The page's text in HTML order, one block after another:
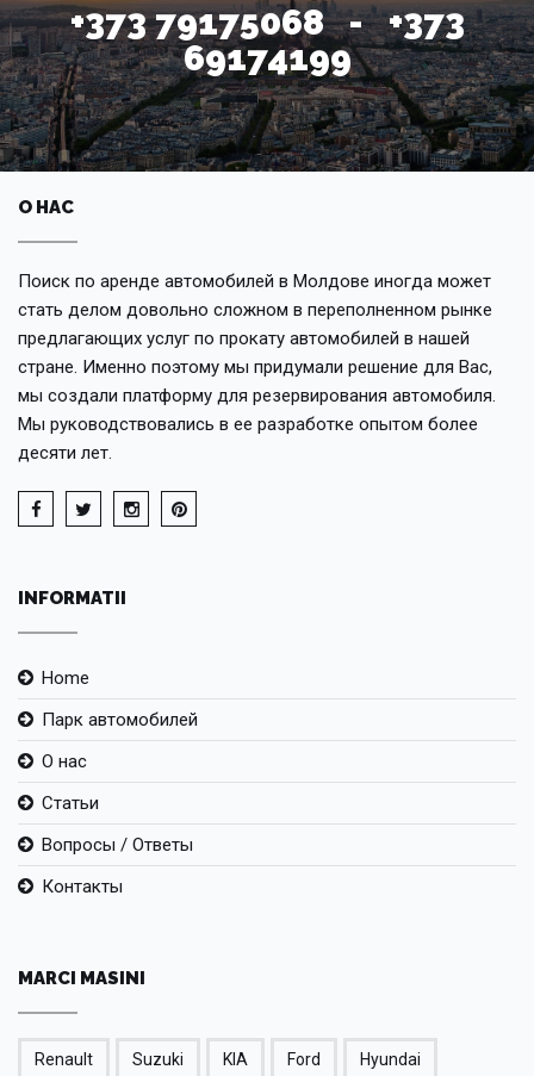
+373 79175068 - +373
69174199
О НАС
Поиск по аренде автомобилей в Молдове иногда может
стать делом довольно сложном в переполненном рынке
предлагающих услуг по прокату автомобилей в нашей
стране. Именно поэтому мы придумали решение для Вас,
мы создали платформу для резервирования автомобиля.
Мы руководствовались в ее разработке опытом более
десяти лет.
INFORMATII
Home
Парк автомобилей
О нас
Статьи
Вопросы / Ответы
Контакты
MARCI MASINI
Renault Suzuki KIA Ford Hyundai